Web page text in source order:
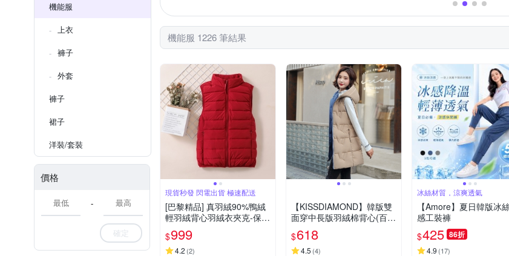
機能服
上衣
褲子
外套
褲子
裙子
洋裝/套裝
價格
-
確定
機能服 1226 筆結果
現貨秒發 閃電出貨 極速配送
[巴黎精品] 真羽絨90%鴨絨
輕羽絨背心羽絨衣夾克-保暖
戶外輕便立領簡約女外套7
色a1hd22
$999
4.2 (2)
【KISSDIAMOND】韓版雙
面穿中長版羽絨棉背心(百
搭/保暖/舒適/5色/M-3XL/KD
CQ-2162)
$618
4.5 (4)
冰絲材質，涼爽透氣
【Amore】夏日韓版冰
感工裝褲
$425 86折
4.9 (17)